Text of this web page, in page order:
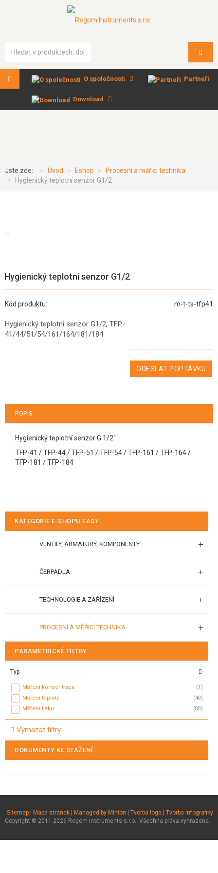
O společnosti Partneři
Download
Jste zde: Úvod Eshop
Procesní a měřicí technika
Hygienický teplotní senzor G1/2
Hygienický teplotní senzor G1/2
Kód produktu: m-t-ts-tfp41
Hygienický teplotní senzor G1/2, TFP-
41/44/51/54/161/164/181/184
ODESLAT POPTÁVKU
POPIS
Hygienický teplotní senzor G 1/2"
TFP-41 / TFP-44 / TFP-51 / TFP-54 / TFP-161 / TFP-164 /
TFP-181 / TFP-184
KATEGORIE E-SHOPU EASY
VENTILY, ARMATURY, KOMPONENTY
ČERPADLA
TECHNOLOGIE A ZAŘÍZENÍ
PROCESNÍ A MĚŘICÍ TECHNIKA
PARAMETRICKÉ FILTRY
Typ
Měření koncentrace
(1)
Měření teploty
(49)
Měření tlaku
(88)
Vymazat filtry
DOKUMENTY KE STAŽENÍ
Sitemap Mapa stránek Managed by Minion Tvorba loga
Tvorba infografiky
Copyright © 2011-2026 Regom Instruments s.r.o.. Všechna práva vyhrazena.